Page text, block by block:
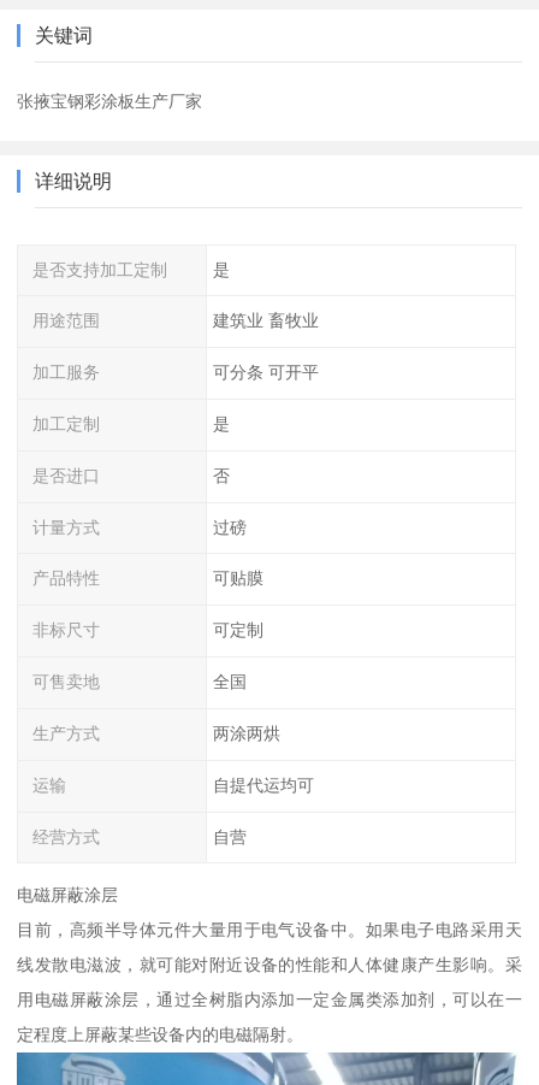
关键词
张掖宝钢彩涂板生产厂家
详细说明
是否支持加工定制 是
用途范围 建筑业 畜牧业
加工服务 可分条 可开平
加工定制 是
是否进口 否
计量方式 过磅
产品特性 可贴膜
非标尺寸 可定制
可售卖地 全国
生产方式 两涂两烘
运输 自提代运均可
经营方式 自营
电磁屏蔽涂层
目前，高频半导体元件大量用于电气设备中。如果电子电路采用天
线发散电滋波，就可能对附近设备的性能和人体健康产生影响。采
用电磁屏蔽涂层，通过全树脂内添加一定金属类添加剂，可以在一
定程度上屏蔽某些设备内的电磁隔射。